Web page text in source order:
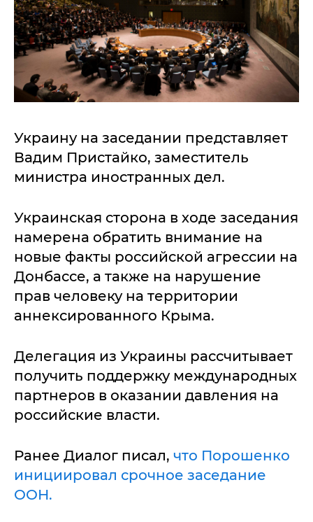
Украину на заседании представляет
Вадим Пристайко, заместитель
министра иностранных дел.
Украинская сторона в ходе заседания
намерена обратить внимание на
новые факты российской агрессии на
Донбассе, а также на нарушение
прав человеку на территории
аннексированного Крыма.
Делегация из Украины рассчитывает
получить поддержку международных
партнеров в оказании давления на
российские власти.
Ранее Диалог писал, что Порошенко
инициировал срочное заседание
ООН.